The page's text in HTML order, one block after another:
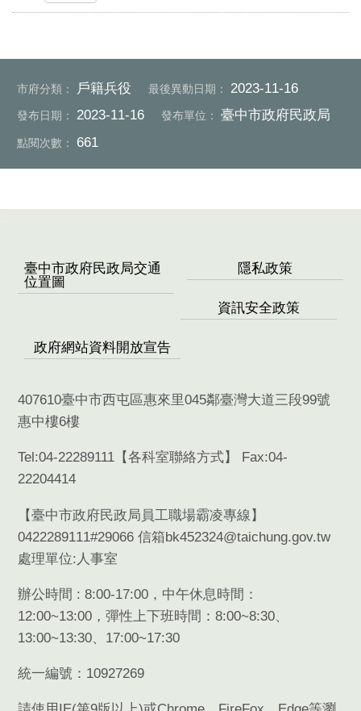
市府分類： 戶籍兵役 最後異動日期： 2023-11-16
發布日期： 2023-11-16 發布單位： 臺中市政府民政局
點閱次數： 661
臺中市政府民政局交通
位置圖
隱私政策
資訊安全政策
政府網站資料開放宣告
407610臺中市西屯區惠來里045鄰臺灣大道三段99號
惠中樓6樓
Tel:04-22289111【各科室聯絡方式】 Fax:04-
22204414
【臺中市政府民政局員工職場霸凌專線】
0422289111#29066 信箱bk452324@taichung.gov.tw
處理單位:人事室
辦公時間 : 8:00-17:00，中午休息時間：
12:00~13:00，彈性上下班時間：8:00~8:30、
13:00~13:30、17:00~17:30
統一編號：10927269